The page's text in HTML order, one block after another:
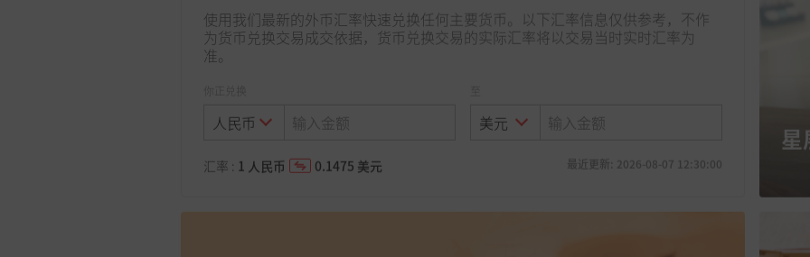
使用我们最新的外币汇率快速兑换任何主要货币。以下汇率信息仅供参考，不作
为货币兑换交易成交依据，货币兑换交易的实际汇率将以交易当时实时汇率为
准。
汇率 : 1 人民币 0.1475 美元 最近更新: 2026-08-07 12:30:00
星